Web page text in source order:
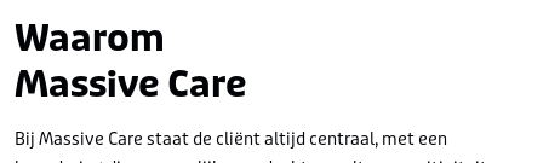
Waarom
Massive Care
Bij Massive Care staat de cliënt altijd centraal, met een